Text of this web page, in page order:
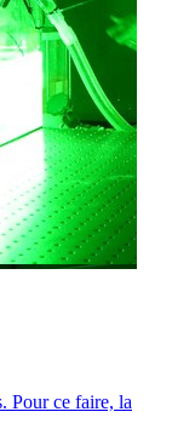
Pour ce faire, la